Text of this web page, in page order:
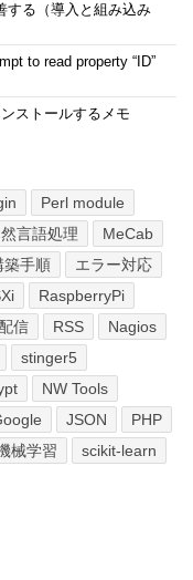
する（導入と組み込み
to read property “ID”
ストールするメモ
Perl module
言語処理
MeCab
築手順
エラー対応
RaspberryPi
信 RSS
Nagios
stinger5
NW Tools
JSON
PHP
械学習
scikit-learn